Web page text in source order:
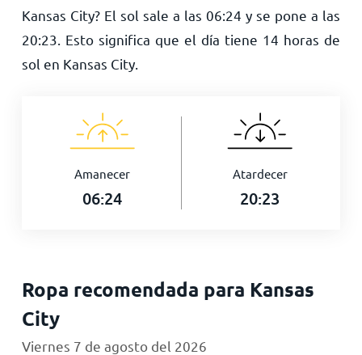
Kansas City? El sol sale a las06:24 y se pone a las
20:23 . Esto significa que el día tiene 14 horas de
sol en Kansas City.
Amanecer
06:24
Atardecer
20:23
Ropa recomendada para Kansas
City
Viernes 7 de agosto del 2026